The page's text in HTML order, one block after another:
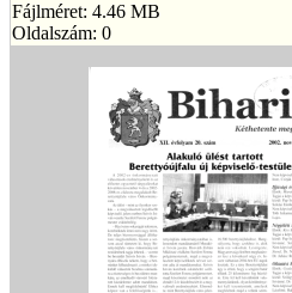
Fájlméret: 4.46 MB
Oldalszám: 0